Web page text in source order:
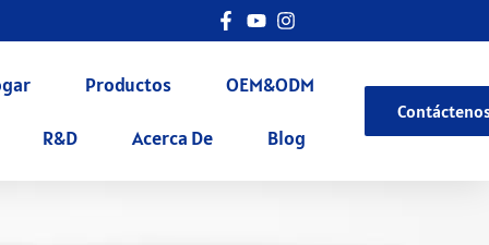
Productos OEM&ODM
R&D Acerca De Blog